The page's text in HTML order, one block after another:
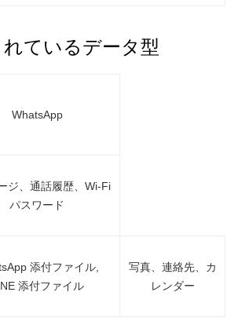
ているデータ型
WhatsApp
ジ、通話履歴、Wi-Fi
パスワード
添付ファイル,
添付ファイル
写真、連絡先、カ
レンダー